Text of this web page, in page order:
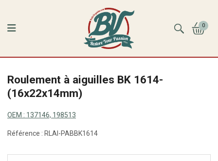
0
Roulement à aiguilles BK 1614-
(16x22x14mm)
OEM : 137146, 198513
Référence : RLAI-PABBK1614